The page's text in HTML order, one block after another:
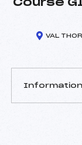
Course
VAL